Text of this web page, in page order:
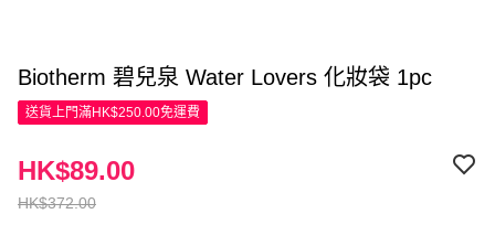
Biotherm 碧兒泉 Water Lovers 化妝袋 1pc
送貨上門滿HK$250.00免運費
HK$372.00
HK$89.00